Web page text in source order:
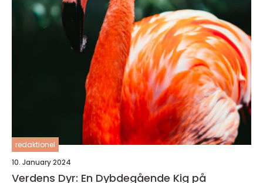
redaktionel
10. January 2024
Verdens Dyr: En Dybdegående Kig på